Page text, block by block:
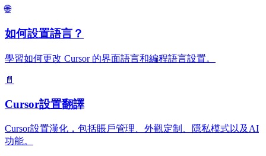
🌐
如何設置語言？
學習如何更改 Cursor 的界面語言和編程語言設置。
📄
Cursor設置翻譯
Cursor設置漢化，包括賬戶管理、外觀定制、隱私模式以及AI
功能。